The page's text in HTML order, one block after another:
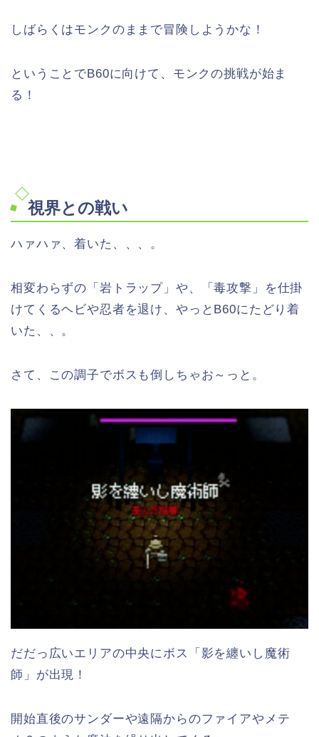
しばらくはモンクのままで冒険しようかな！
ということでB60に向けて、モンクの挑戦が始ま
る！
視界との戦い
ハァハァ、着いた、、、。
相変わらずの「岩トラップ」や、「毒攻撃」を仕掛
けてくるヘビや忍者を退け、やっとB60にたどり着
いた、、。
さて、この調子でボスも倒しちゃお～っと。
だだっ広いエリアの中央にボス「影を纏いし魔術
師」が出現！
開始直後のサンダーや遠隔からのファイアやメテ